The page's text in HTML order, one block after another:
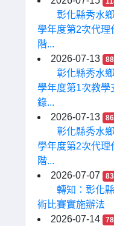
彰化縣秀水
學年度第2次代理
階...
2026-07-13
88
彰化縣秀水
學年度第1次教學
錄...
2026-07-13
86
彰化縣秀水
學年度第2次代理
階...
2026-07-07
83
轉知：彰化
術比賽實施辦法
2026-07-14
78